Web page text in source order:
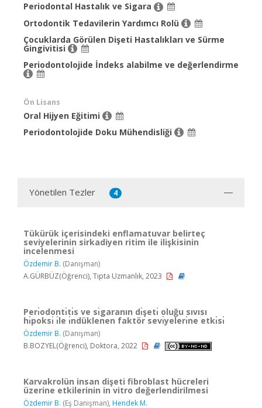
Periodontal Hastalık ve Sigara
Ortodontik Tedavilerin Yardımcı Rolü
Çocuklarda Görülen Dişeti Hastalıkları ve Sürme
Gingivitisi
Periodontolojide İndeks alabilme ve değerlendirme
Ön Lisans
Oral Hijyen Eğitimi
Periodontolojide Doku Mühendisliği
Yönetilen Tezler 4
Tükürük içerisindeki enflamatuvar belirteç
seviyelerinin sirkadiyen ritim ile ilişkisinin
incelenmesi
Özdemir B. (Danışman)
A.GÜRBÜZ(Öğrenci), Tıpta Uzmanlık, 2023
Perı̇odontı̇tı̇s ve sı̇garanın dı̇şetı̇ oluğu sıvısı
hı̇poksı̇ ı̇le ı̇ndüklenen faktör sevı̇yelerı̇ne etkı̇sı̇
Özdemir B. (Danışman)
B.BOZYEL(Öğrenci), Doktora, 2022
Karvakrolün insan dişeti fibroblast hücreleri
üzerine etkilerinin in vitro değerlendirilmesi
Özdemir B. (Eş Danışman), Hendek M.